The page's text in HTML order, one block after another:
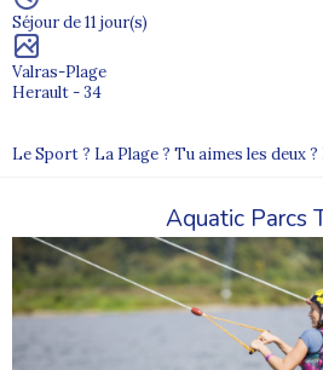
Séjour de 11 jour(s)
Valras-Plage
Herault - 34
Le Sport ? La Plage ? Tu aimes les deux
Aquatic Parcs